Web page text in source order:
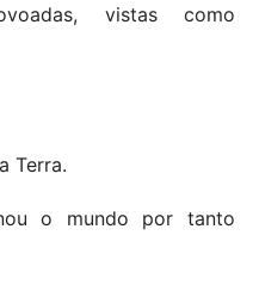
vistas como
Terra.
o mundo por tanto